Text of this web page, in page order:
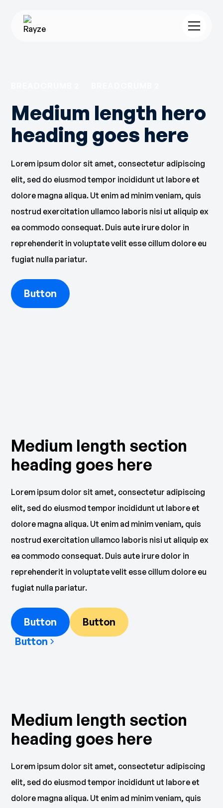
Medium length hero
heading goes here
Lorem ipsum dolor sit amet, consectetur adipiscing
elit, sed do eiusmod tempor incididunt ut labore et
dolore magna aliqua. Ut enim ad minim veniam, quis
nostrud exercitation ullamco laboris nisi ut aliquip ex
ea commodo consequat. Duis aute irure dolor in
reprehenderit in voluptate velit esse cillum dolore eu
fugiat nulla pariatur.
Button
Medium length section
heading goes here
Lorem ipsum dolor sit amet, consectetur adipiscing
elit, sed do eiusmod tempor incididunt ut labore et
dolore magna aliqua. Ut enim ad minim veniam, quis
nostrud exercitation ullamco laboris nisi ut aliquip ex
ea commodo consequat. Duis aute irure dolor in
reprehenderit in voluptate velit esse cillum dolore eu
fugiat nulla pariatur.
Button
Button
Button
Medium length section
heading goes here
Lorem ipsum dolor sit amet, consectetur adipiscing
elit, sed do eiusmod tempor incididunt ut labore et
dolore magna aliqua. Ut enim ad minim veniam, quis